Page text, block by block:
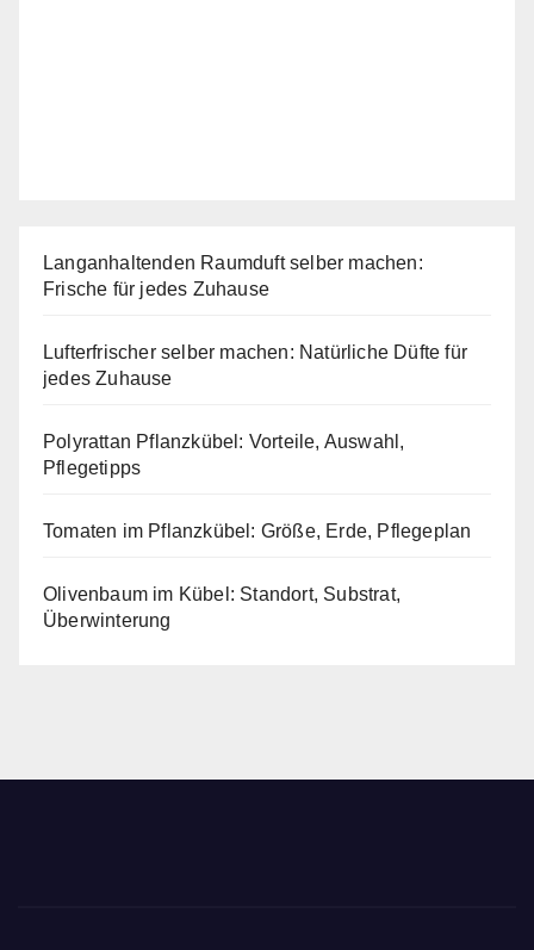
Langanhaltenden Raumduft selber machen:
Frische für jedes Zuhause
Lufterfrischer selber machen: Natürliche Düfte für
jedes Zuhause
Polyrattan Pflanzkübel: Vorteile, Auswahl,
Pflegetipps
Tomaten im Pflanzkübel: Größe, Erde, Pflegeplan
Olivenbaum im Kübel: Standort, Substrat,
Überwinterung